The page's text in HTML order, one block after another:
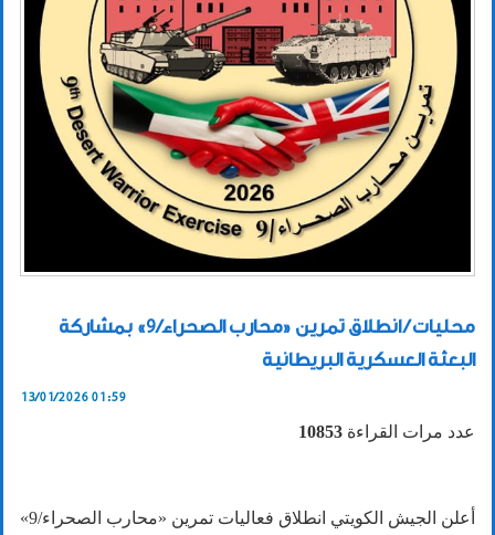
محليات / انطلاق تمرين «محارب الصحراء/9» بمشاركة
البعثة العسكرية البريطانية
13/01/2026 01:59
عدد مرات القراءة 10853
أعلن الجيش الكويتي انطلاق فعاليات تمرين «محارب الصحراء/9»